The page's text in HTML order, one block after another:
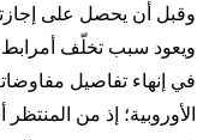
وقبل أن يحصل على
ويعود سبب تخلّف
في إنهاء تفاصيل
الأوروبية؛ إذ من